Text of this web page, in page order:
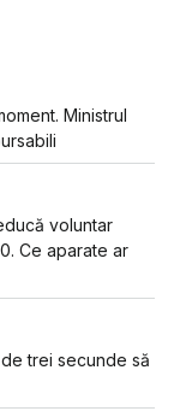
Ministrul
voluntar
Ce aparate ar
trei secunde să